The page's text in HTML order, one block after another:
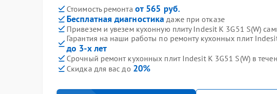
Стоимость ремонта от 565 руб.
Бесплатная диагностика даже при отказе
Привезем и увезем кухонную плиту Indesit K 3G51 S(W)
Гарантия на наши работы по ремонту кухонных плит
до 3-х лет
Срочный ремонт кухонных плит Indesit K 3G51 S(W) в
Скидка для вас до 20%